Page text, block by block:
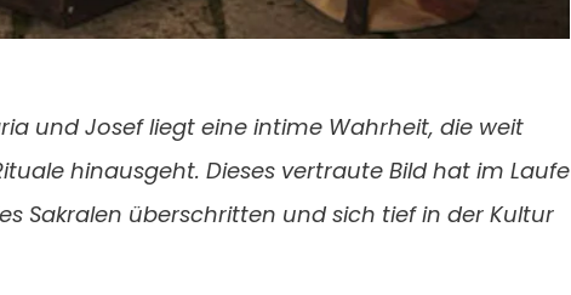
und Josef liegt eine intime Wahrheit, die weit
hinausgeht. Dieses vertraute Bild hat im Laufe
Sakralen überschritten und sich tief in der Kultur